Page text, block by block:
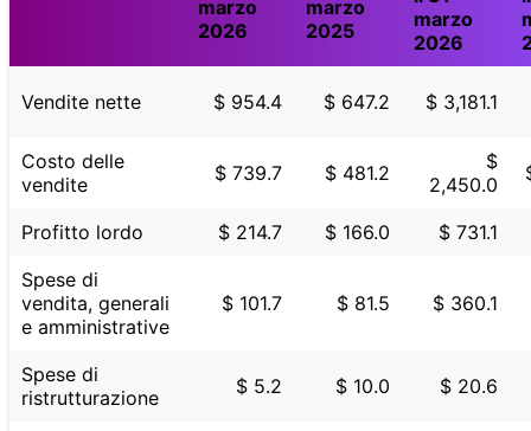
marzo
2026
marzo
2025
marzo
2026
Vendite nette $ 954.4 $ 647.2 $ 3,181.1
Costo delle
vendite
$ 739.7 $ 481.2
$
2,450.0
Profitto lordo $ 214.7 $ 166.0
$ 731.1
Spese di
vendita, generali
e amministrative
$ 101.7 $ 81.5 $ 360.1
Spese di
ristrutturazione
$ 5.2 $ 10.0 $ 20.6